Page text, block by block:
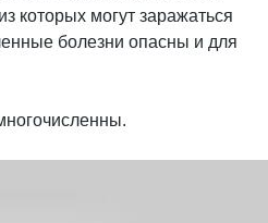
которых могут заражаться
болезни опасны и для